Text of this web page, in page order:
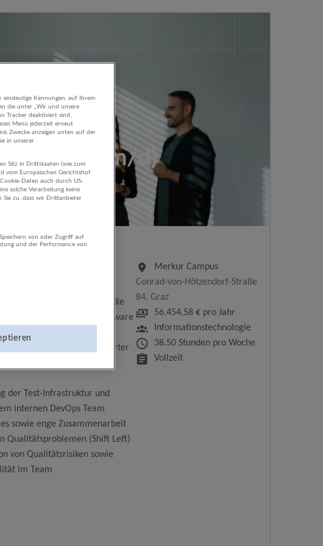
eindeutige Kennungen, auf Ihrem
die unter „Wir und unsere
Tracker deaktiviert sind,
Menü jederzeit erneut
Zwecke anzeigen unten auf der
in unserer
Sitz in Drittstaaten (wie zum
vom Europäischen Gerichtshof
Daten auch durch US-
solche Verarbeitung keine
Sie zu, dass wir Drittanbieter
von oder Zugriff auf
und der Performance von